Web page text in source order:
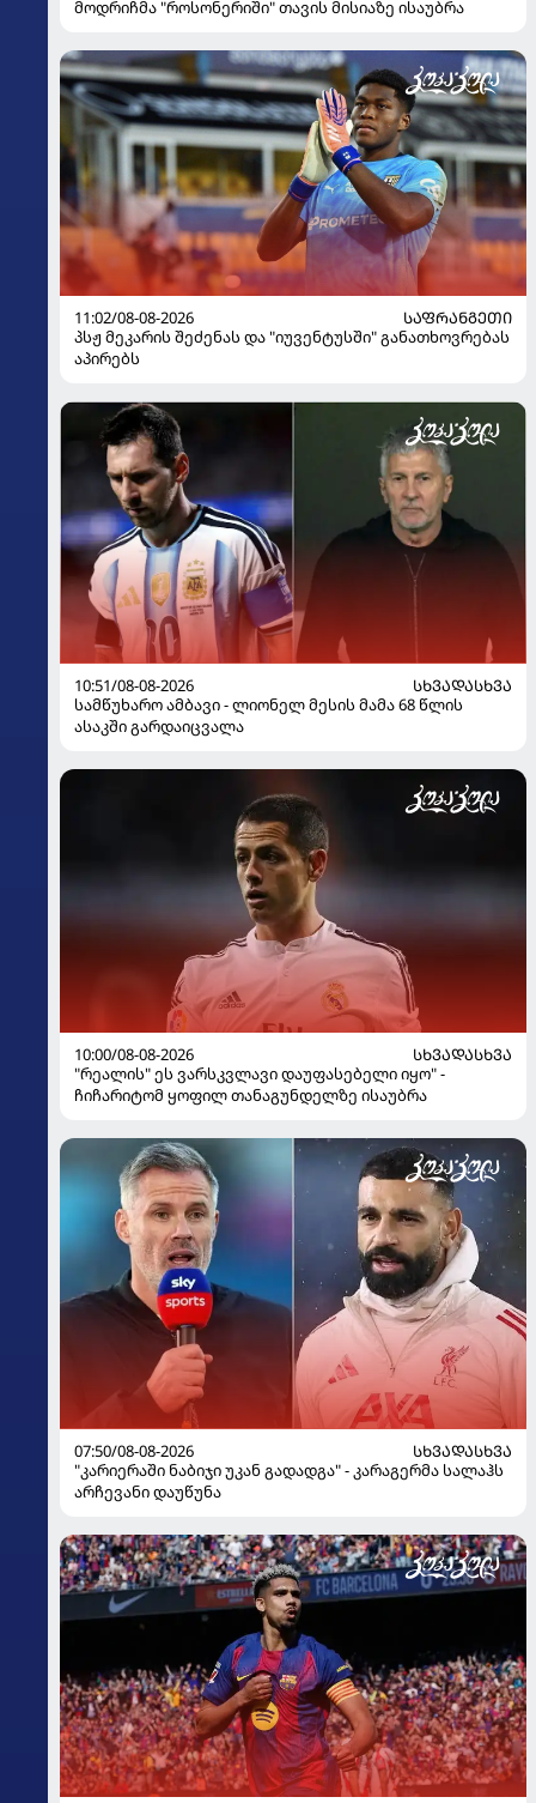
მოდრიჩმა "როსონერიში" თავის მისიაზე ისაუბრა
11:02/08-08-2026
ᲡᲐᲤᲠᲐᲜᲒᲔᲗᲘ
პსჟ მეკარის შეძენას და "იუვენტუსში" განათხოვრებას
აპირებს
10:51/08-08-2026
ᲡᲮᲕᲐᲓᲐᲡᲮᲕᲐ
სამწუხარო ამბავი - ლიონელ მესის მამა 68 წლის
ასაკში გარდაიცვალა
10:00/08-08-2026
ᲡᲮᲕᲐᲓᲐᲡᲮᲕᲐ
"რეალის" ეს ვარსკვლავი დაუფასებელი იყო" -
ჩიჩარიტომ ყოფილ თანაგუნდელზე ისაუბრა
07:50/08-08-2026
ᲡᲮᲕᲐᲓᲐᲡᲮᲕᲐ
"კარიერაში ნაბიჯი უკან გადადგა" - კარაგერმა სალაჰს
არჩევანი დაუწუნა